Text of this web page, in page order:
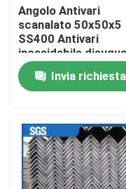
Contattaci
Richiedere un
Lamiera sottile di
bobina di acciaio
Angolo Antivari
scanalato 50x50x5
SS400 Antivari
inossidabile
di acciaio
Invia richiesta